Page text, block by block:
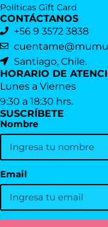
Políticas Gift Card
CONTÁCTANOS
+56 9 3572 3838
Santiago, Chile.
HORARIO DE
Lunes a Viernes
9:30 a 18:30 hrs.
SUSCRÍBETE
Nombre
Email